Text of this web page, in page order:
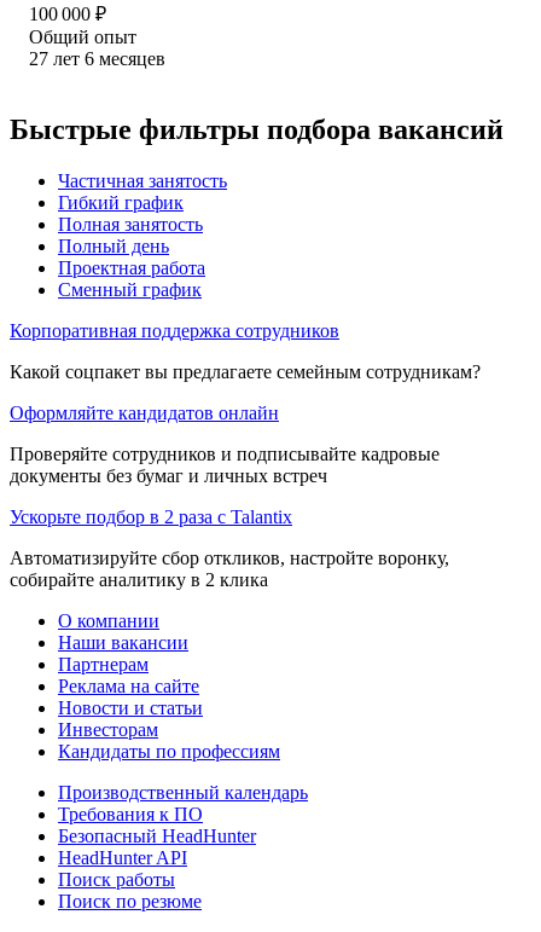
100 000 ₽
Общий опыт
27 лет 6 месяцев
Быстрые фильтры подбора вакансий
Частичная занятость
Гибкий график
Полная занятость
Полный день
Проектная работа
Сменный график
Корпоративная поддержка сотрудников
Какой соцпакет вы предлагаете семейным сотрудникам?
Оформляйте кандидатов онлайн
Проверяйте сотрудников и подписывайте кадровые
документы без бумаг и личных встреч
Ускорьте подбор в 2 раза с Talantix
Автоматизируйте сбор откликов, настройте воронку,
собирайте аналитику в 2 клика
О компании
Наши вакансии
Партнерам
Реклама на сайте
Новости и статьи
Инвесторам
Кандидаты по профессиям
Производственный календарь
Требования к ПО
Безопасный HeadHunter
HeadHunter API
Поиск работы
Поиск по резюме